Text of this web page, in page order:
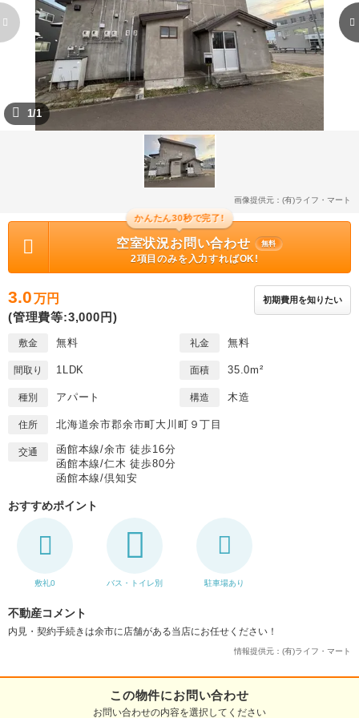
1/1
画像提供元：(有)ライフ・マート
かんたん30秒で完了!
空室状況お問い合わせ 無料
2項目のみを入力すればOK!
3.0万円
(管理費等:3,000円)
初期費用を知りたい
敷金 無料 礼金 無料
間取り 1LDK 面積 35.0m²
種別 アパート 構造 木造
住所 北海道余市郡余市町大川町９丁目
交通
函館本線/余市 徒歩16分
函館本線/仁木 徒歩80分
函館本線/倶知安
おすすめポイント
敷礼0 バス・トイレ別 駐車場あり
不動産コメント
内見・契約手続きは余市に店舗がある当店にお任せください！
情報提供元：(有)ライフ・マート
この物件にお問い合わせ
お問い合わせの内容を選択してください